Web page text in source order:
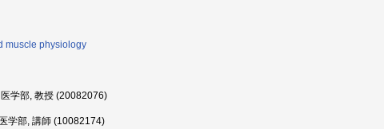
muscle physiology
学部, 教授 (20082076)
学部, 講師 (10082174)